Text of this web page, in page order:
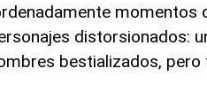
momentos
distorsionados:
bestializados, pero